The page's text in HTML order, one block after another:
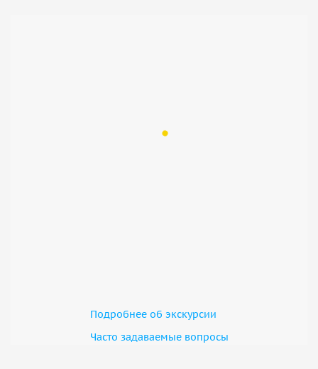
Подробнее об экскурсии
Часто задаваемые вопросы